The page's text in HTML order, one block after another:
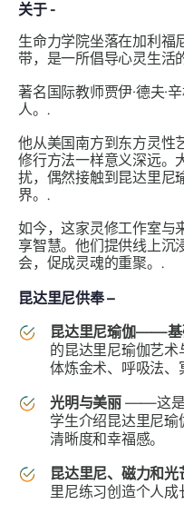
关于 -
生命力学院坐落在加利福
带，是一所倡导心灵生活
著名国际教师贾伊·德夫·
人。.
他从美国南方到东方灵性
修行方法一样意义深远。
扰，偶然接触到昆达里尼
界。.
如今，这家灵修工作室与
享智慧。他们提供线上沉
会，促成灵魂的重聚。.
昆达里尼供奉 –
昆达里尼瑜伽——基
的昆达里尼瑜伽艺
体炼金术、呼吸法、
光明与美丽 ——这是
学生介绍昆达里尼瑜
清晰度和幸福感。
昆达里尼、磁力和光
里尼练习创造个人成